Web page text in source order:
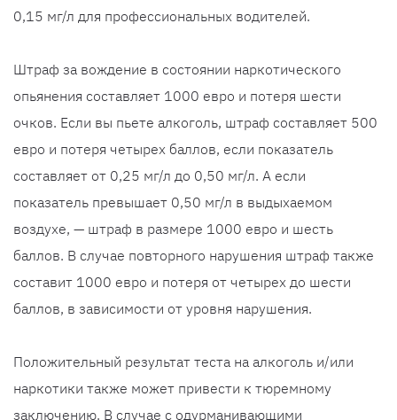
0,15 мг/л для профессиональных водителей.
Штраф за вождение в состоянии наркотического
опьянения составляет 1000 евро и потеря шести
очков. Если вы пьете алкоголь, штраф составляет 500
евро и потеря четырех баллов, если показатель
составляет от 0,25 мг/л до 0,50 мг/л. А если
показатель превышает 0,50 мг/л в выдыхаемом
воздухе, — штраф в размере 1000 евро и шесть
баллов. В случае повторного нарушения штраф также
составит 1000 евро и потеря от четырех до шести
баллов, в зависимости от уровня нарушения.
Положительный результат теста на алкоголь и/или
наркотики также может привести к тюремному
заключению. В случае с одурманивающими